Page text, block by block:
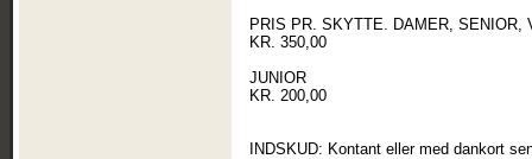
PRIS PR. SKYTTE. DAMER, SENIOR,
KR. 350,00
JUNIOR
KR. 200,00
INDSKUD: Kontant eller med dankort